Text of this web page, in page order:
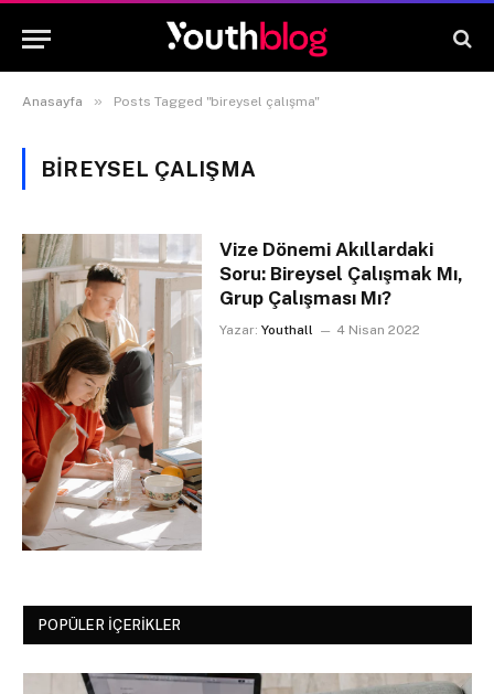
Anasayfa » Posts Tagged "bireysel çalışma"
BIREYSEL ÇALIŞMA
Vize Dönemi Akıllardaki
Soru: Bireysel Çalışmak Mı,
Grup Çalışması Mı?
Yazar: Youthall 4 Nisan 2022
POPÜLER İÇERIKLER